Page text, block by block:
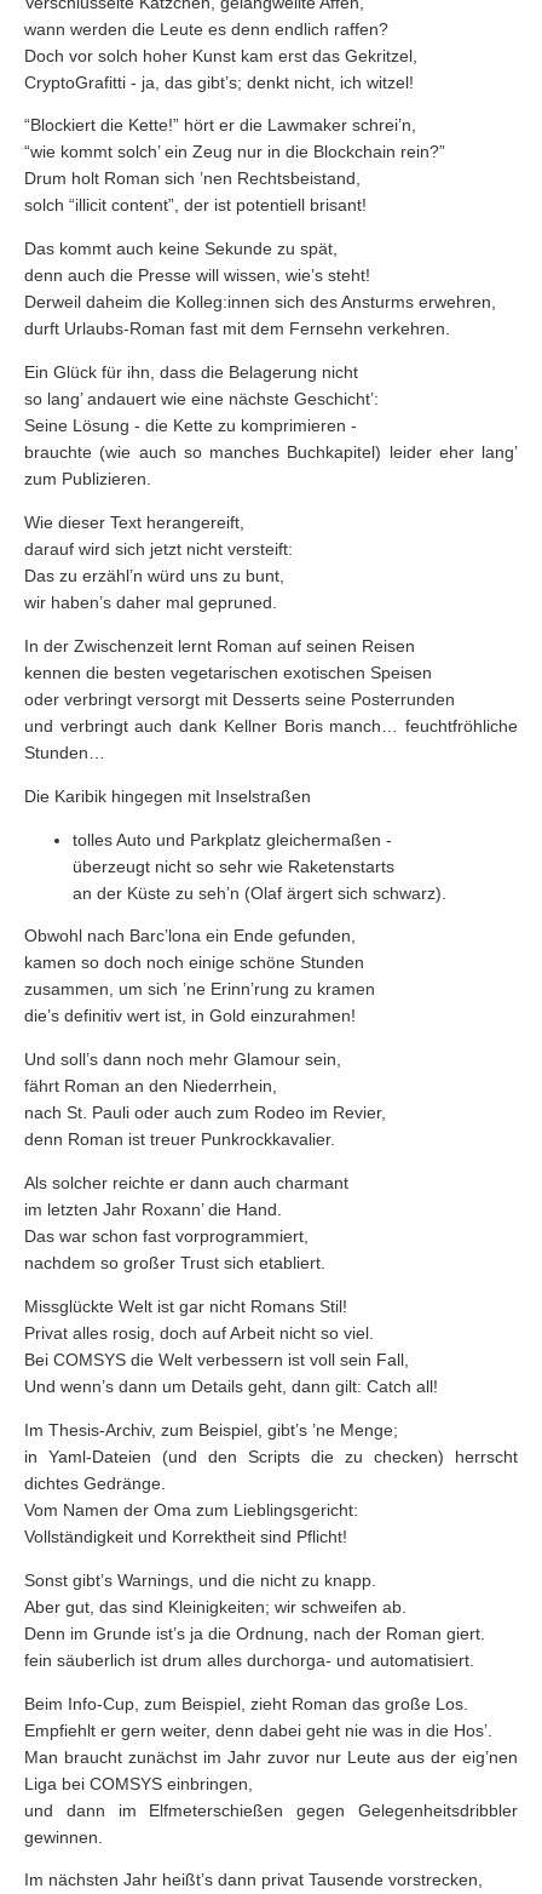
wann werden die Leute es denn endlich raffen?
Doch vor solch hoher Kunst kam erst das Gekritzel,
CryptoGrafitti - ja, das gibt’s; denkt nicht, ich witzel!
“Blockiert die Kette!” hört er die Lawmaker schrei’n,
“wie kommt solch’ ein Zeug nur in die Blockchain rein?”
Drum holt Roman sich ’nen Rechtsbeistand,
solch “illicit content”, der ist potentiell brisant!
Das kommt auch keine Sekunde zu spät,
denn auch die Presse will wissen, wie’s steht!
Derweil daheim die Kolleg:innen sich des Ansturms erwehren,
durft Urlaubs-Roman fast mit dem Fernsehn verkehren.
Ein Glück für ihn, dass die Belagerung nicht
so lang’ andauert wie eine nächste Geschicht’:
Seine Lösung - die Kette zu komprimieren -
brauchte (wie auch so manches Buchkapitel) leider eher lang’
zum Publizieren.
Wie dieser Text herangereift,
darauf wird sich jetzt nicht versteift:
Das zu erzähl’n würd uns zu bunt,
wir haben’s daher mal gepruned.
In der Zwischenzeit lernt Roman auf seinen Reisen
kennen die besten vegetarischen exotischen Speisen
oder verbringt versorgt mit Desserts seine Posterrunden
und verbringt auch dank Kellner Boris manch… feuchtfröhliche
Stunden…
Die Karibik hingegen mit Inselstraßen
tolles Auto und Parkplatz gleichermaßen -
überzeugt nicht so sehr wie Raketenstarts
an der Küste zu seh’n (Olaf ärgert sich schwarz).
Obwohl nach Barc’lona ein Ende gefunden,
kamen so doch noch einige schöne Stunden
zusammen, um sich ’ne Erinn’rung zu kramen
die’s definitiv wert ist, in Gold einzurahmen!
Und soll’s dann noch mehr Glamour sein,
fährt Roman an den Niederrhein,
nach St. Pauli oder auch zum Rodeo im Revier,
denn Roman ist treuer Punkrockkavalier.
Als solcher reichte er dann auch charmant
im letzten Jahr Roxann’ die Hand.
Das war schon fast vorprogrammiert,
nachdem so großer Trust sich etabliert.
Missglückte Welt ist gar nicht Romans Stil!
Privat alles rosig, doch auf Arbeit nicht so viel.
Bei COMSYS die Welt verbessern ist voll sein Fall,
Und wenn’s dann um Details geht, dann gilt: Catch all!
Im Thesis-Archiv, zum Beispiel, gibt’s ’ne Menge;
in Yaml-Dateien (und den Scripts die zu checken) herrscht
dichtes Gedränge.
Vom Namen der Oma zum Lieblingsgericht:
Vollständigkeit und Korrektheit sind Pflicht!
Sonst gibt’s Warnings, und die nicht zu knapp.
Aber gut, das sind Kleinigkeiten; wir schweifen ab.
Denn im Grunde ist’s ja die Ordnung, nach der Roman giert.
fein säuberlich ist drum alles durchorga- und automatisiert.
Beim Info-Cup, zum Beispiel, zieht Roman das große Los.
Empfiehlt er gern weiter, denn dabei geht nie was in die Hos’.
Man braucht zunächst im Jahr zuvor nur Leute aus der eig’nen
Liga bei COMSYS einbringen,
und dann im Elfmeterschießen gegen Gelegenheitsdribbler
gewinnen.
Im nächsten Jahr heißt’s dann privat Tausende vorstrecken,